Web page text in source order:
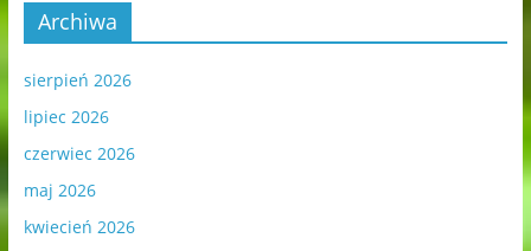
Archiwa
sierpień 2026
lipiec 2026
czerwiec 2026
maj 2026
kwiecień 2026